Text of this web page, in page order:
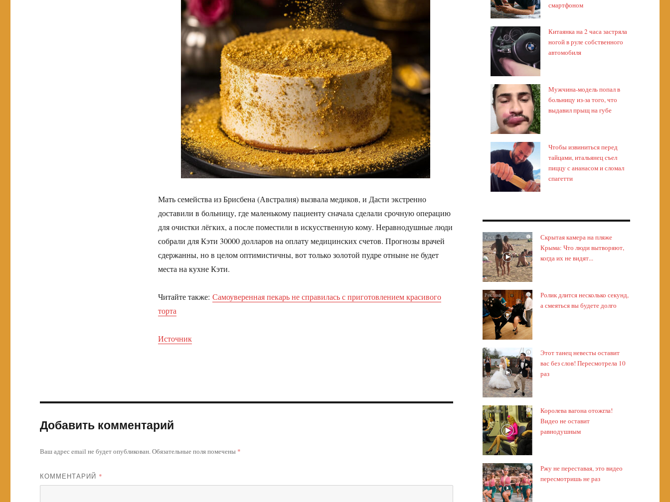
Мать семейства из Брисбена (Австралия) вызвала медиков, и Дасти экстренно
доставили в больницу, где маленькому пациенту сначала сделали срочную операцию
для очистки лёгких, а после поместили в искусственную кому. Неравнодушные люди
собрали для Кэти 30000 долларов на оплату медицинских счетов. Прогнозы врачей
сдержанны, но в целом оптимистичны, вот только золотой пудре отныне не будет
места на кухне Кэти.
Читайте также: Самоуверенная пекарь не справилась с приготовлением красивого
торта
Источник
Добавить комментарий
Ваш адрес email не будет опубликован.Обязательные поля помечены *
КОММЕНТАРИЙ *
смартфоном
Китаянка на 2 часа застряла
ногой в руле собственного
автомобиля
Мужчина-модель попал в
больницу из-за того, что
выдавил прыщ на губе
Чтобы извиниться перед
тайцами, итальянец съел
пиццу с ананасом и сломал
спагетти
i
Скрытая камера на пляже
Крыма: Что люди вытворяют,
когда их не видят...
i
Ролик длится несколько секунд,
а смеяться вы будете долго
i
Этот танец невесты оставит
вас без слов! Пересмотрела 10
раз
i
Королева вагона отожгла!
Видео не оставит
равнодушным
i
Ржу не переставая, это видео
пересмотришь не раз